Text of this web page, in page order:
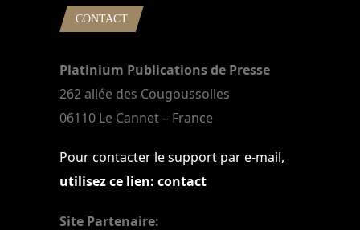
CONTACT
Platinium Publications de Presse
262 allée des Cougoussolles
06110 Le Cannet – France
Pour contacter le support par e-mail,
utilisez ce lien: contact
Site Partenaire: